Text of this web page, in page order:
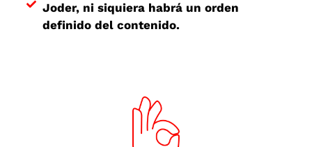
Joder, ni siquiera habrá un orden
definido del contenido.